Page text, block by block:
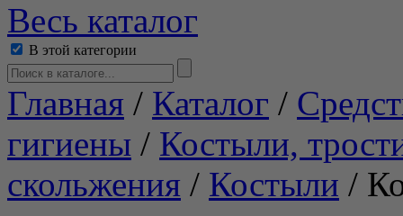
Весь каталог
В этой категории
Главная / Каталог /
гигиены / Костыли,
скольжения / Костыли /